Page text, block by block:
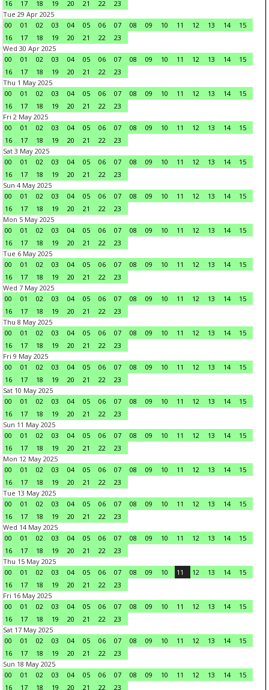
16 17 18 19 20 21 22
23
Tue 29 Apr 2025
00
01 02 03 04 05 06 07 08 09 10 11 12 13 14
15
16
17 18 19 20 21 22
23
Wed 30 Apr 2025
00
01 02 03 04 05 06 07 08 09 10 11 12 13 14
15
16
17 18 19 20 21 22
23
Thu 1 May 2025
00
01 02 03 04 05 06 07 08 09 10 11 12 13 14
15
16
17 18 19 20 21 22
23
Fri 2 May 2025
00
01 02 03 04 05 06 07 08 09 10 11 12 13 14
15
16
17 18 19 20 21 22
23
Sat 3 May 2025
00
01 02 03 04 05 06 07 08 09 10 11 12 13 14
15
16
17 18 19 20 21 22
23
Sun 4 May 2025
00
01 02 03 04 05 06 07 08 09 10 11 12 13 14
15
16
17 18 19 20 21 22
23
Mon 5 May 2025
00
01 02 03 04 05 06 07 08 09 10 11 12 13 14
15
16
17 18 19 20 21 22
23
Tue 6 May 2025
00
01 02 03 04 05 06 07 08 09 10 11 12 13 14
15
16
17 18 19 20 21 22
23
Wed 7 May 2025
00
01 02 03 04 05 06 07 08 09 10 11 12 13 14
15
16
17 18 19 20 21 22
23
Thu 8 May 2025
00
01 02 03 04 05 06 07 08 09 10 11 12 13 14
15
16
17 18 19 20 21 22
23
Fri 9 May 2025
00
01 02 03 04 05 06 07 08 09 10 11 12 13 14
15
16
17 18 19 20 21 22
23
Sat 10 May 2025
00
01 02 03 04 05 06 07 08 09 10 11 12 13 14
15
16
17 18 19 20 21 22
23
Sun 11 May 2025
00
01 02 03 04 05 06 07 08 09 10 11 12 13 14
15
16
17 18 19 20 21 22
23
Mon 12 May 2025
00
01 02 03 04 05 06 07 08 09 10 11 12 13 14
15
16
17 18 19 20 21 22
23
Tue 13 May 2025
00
01 02 03 04 05 06 07 08 09 10 11 12 13 14
15
16
17 18 19 20 21 22
23
Wed 14 May 2025
00
01 02 03 04 05 06 07 08 09 10 11 12 13 14
15
16
17 18 19 20 21 22
23
Thu 15 May 2025
00
01 02 03 04 05 06 07 08 09 10 11 12 13 14
15
16
17 18 19 20 21 22
23
Fri 16 May 2025
00
01 02 03 04 05 06 07 08 09 10 11 12 13 14
15
16
17 18 19 20 21 22
23
Sat 17 May 2025
00
01 02 03 04 05 06 07 08 09 10 11 12 13 14
15
16
17 18 19 20 21 22
23
Sun 18 May 2025
00
01 02 03 04 05 06 07 08 09 10 11 12 13 14
15
16
17 18 19 20 21 22
23